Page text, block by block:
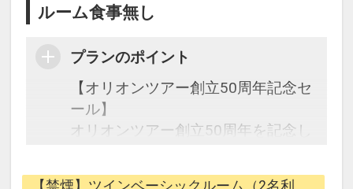
ルーム食事無し
プランのポイント
【オリオンツアー創立50周年記念セ
ール】
オリオンツアー創立50周年を記念し